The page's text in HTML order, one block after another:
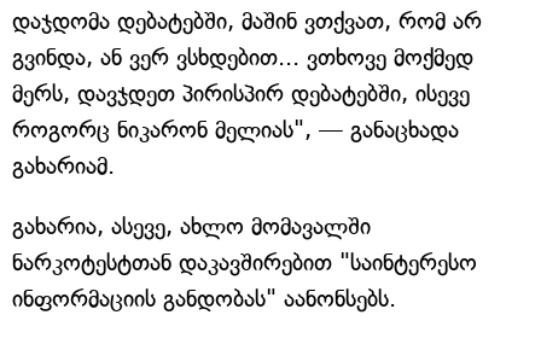
დაჯდომა დებატებში, მაშინ ვთქვათ, რომ არ
გვინდა, ან ვერ ვსხდებით... ვთხოვე მოქმედ
მერს, დავჯდეთ პირისპირ დებატებში, ისევე
როგორც ნიკარონ მელიას", — განაცხადა
გახარიამ.
გახარია, ასევე, ახლო მომავალში
ნარკოტესტთან დაკავშირებით "საინტერესო
ინფორმაციის განდობას" აანონსებს.